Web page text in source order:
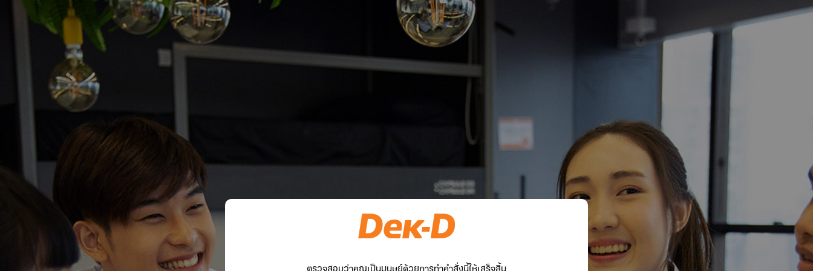
ตรวจสอบว่าคุณเป็นมนุษย์ด้วยการทำคำสั่งนี้ให้เสร็จสิ้น